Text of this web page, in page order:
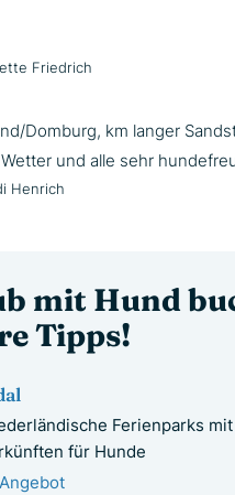
Friedrich
Domburg, km langer
und alle sehr
Henrich
mit Hund
Tipps!
Ferienparks
für Hunde